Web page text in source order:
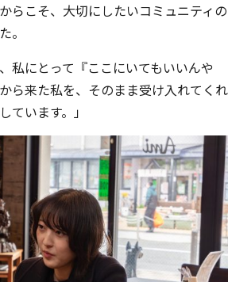
らこそ、大切にしたいコミュニティの
。
私にとって『ここにいてもいいんや
ら来た私を、そのまま受け入れてくれ
ています。」